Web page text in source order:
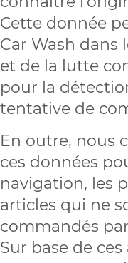
Cette donnée
Car Wash dans
et de la lutte
pour la
tentative de
En outre, nous
ces données
navigation, les
articles qui ne
commandés
Sur base de